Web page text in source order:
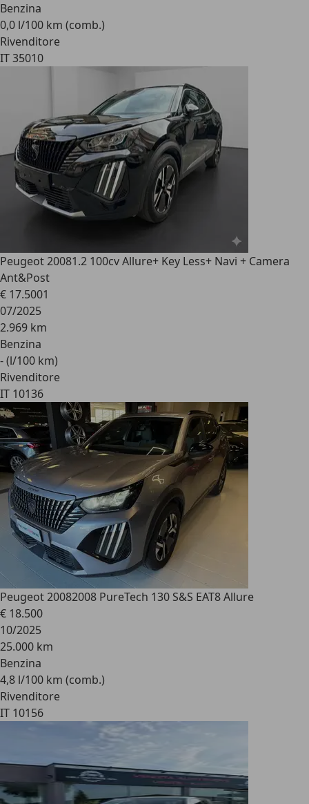
Benzina
0,0 l/100 km (comb.)
Rivenditore
IT 35010
Peugeot 20081.2 100cv Allure+ Key Less+ Navi + Camera
Ant&Post
€ 17.5001
07/2025
2.969 km
Benzina
- (l/100 km)
Rivenditore
IT 10136
Peugeot 20082008 PureTech 130 S&S EAT8 Allure
€ 18.500
10/2025
25.000 km
Benzina
4,8 l/100 km (comb.)
Rivenditore
IT 10156